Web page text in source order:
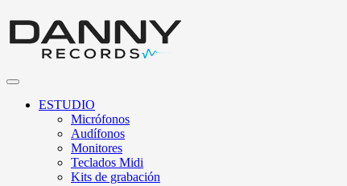
ESTUDIO
Micrófonos
Audífonos
Monitores
Teclados Midi
Kits de grabación